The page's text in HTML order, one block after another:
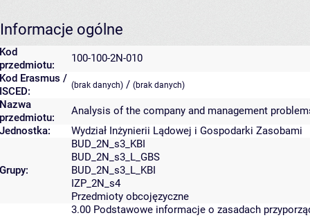
Informacje ogólne
Kod
przedmiotu:
100-100-2N-010
Kod Erasmus /
ISCED:
(brak danych) / (brak danych)
Nazwa
przedmiotu:
Analysis of the company and management
Jednostka:
Wydział Inżynierii Lądowej i Gospodarki Zasobami
Grupy:
BUD_2N_s3_KBI
BUD_2N_s3_L_GBS
BUD_2N_s3_L_KBI
IZP_2N_s4
Przedmioty obcojęzyczne
3.00 Podstawowe informacje o zasadach